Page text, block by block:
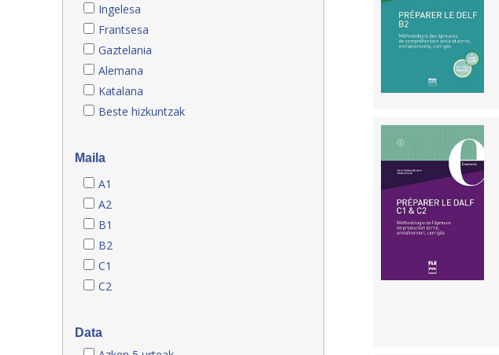
Ingelesa
Frantsesa
Gaztelania
Alemana
Katalana
Beste hizkuntzak
Maila
A1
A2
B1
B2
C1
C2
Data